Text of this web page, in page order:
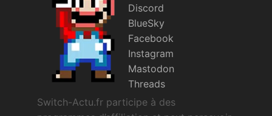
Discord
BlueSky
Facebook
Instagram
Mastodon
Threads
Switch-Actu.fr participe à des